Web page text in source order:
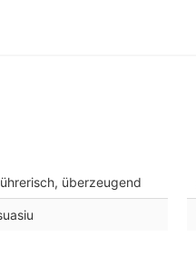
überzeugend